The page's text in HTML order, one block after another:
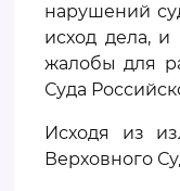
нарушений
исход дела, и
жалобы для
Суда
Исходя из
Верховного